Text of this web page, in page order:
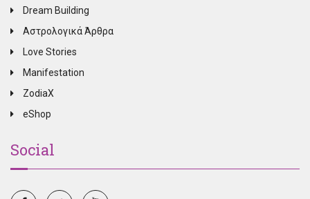
Dream Building
Αστρολογικά Άρθρα
Love Stories
Manifestation
ZodiaX
eShop
Social